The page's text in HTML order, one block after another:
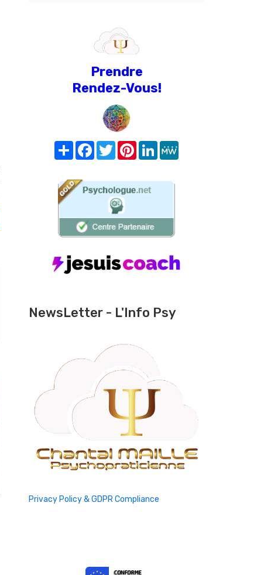
Prendre
Rendez-Vous!
Share FacebookTwitterPinterest
LinkedIn
NewsLetter - L'Info Psy
Privacy Policy & GDPR Compliance